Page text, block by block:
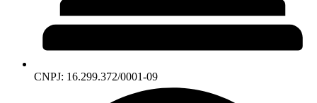
CNPJ: 16.299.372/0001-09